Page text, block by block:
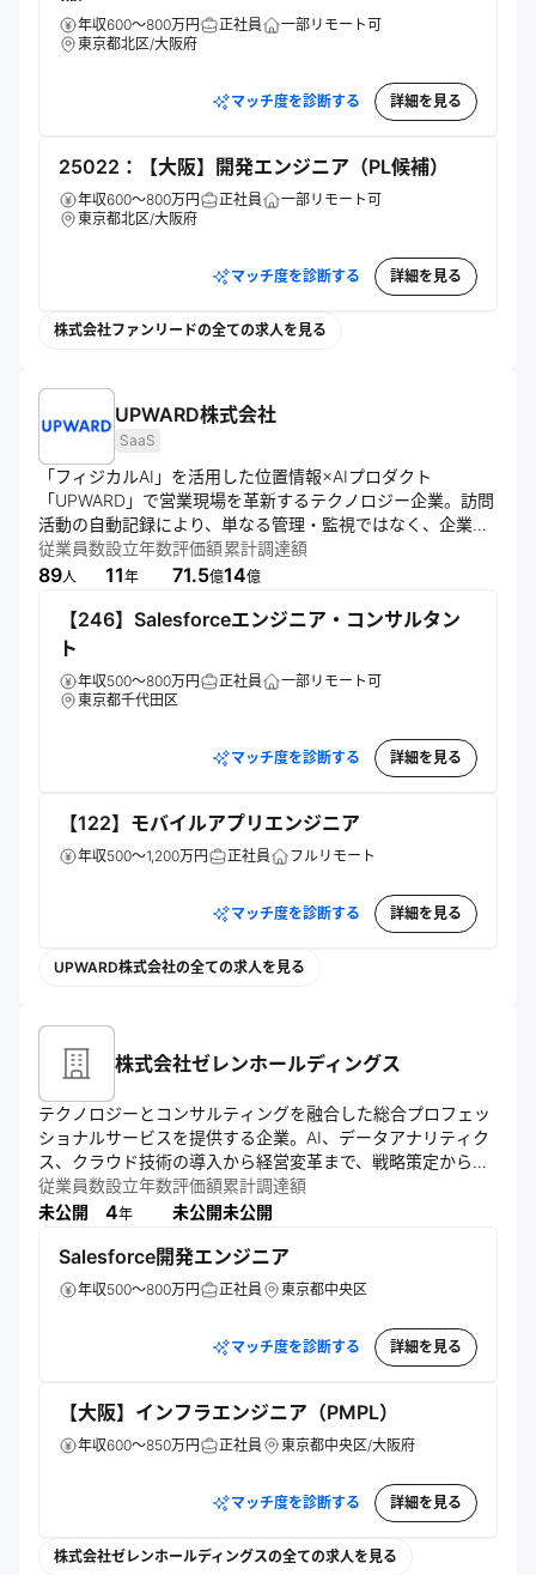
年収600～800万円 正社員
一部リモート可
東京都北区/大阪府
マッチ度を診断する 詳細を見る
25022：【大阪】開発エンジニア（PL候補）
年収600～800万円 正社員
一部リモート可
東京都北区/大阪府
マッチ度を診断する 詳細を見る
株式会社ファンリードの全ての求人を見る
UPWARD株式会社
SaaS
「フィジカルAI」を活用した位置情報×AIプロダクト
「UPWARD」で営業現場を革新するテクノロジー企業。訪問
活動の自動記録により、単なる管理・監視ではなく、企業の
業績UPや事業成長に貢献。契約更新率99%以上、400社以上
に導入され、グローバルな事業拡大を推進している。
従業員数
89人
設立年数
11年
評価額
71.5億
累計調達額
14億
【246】Salesforceエンジニア・コンサルタン
ト
年収500～800万円 正社員
一部リモート可
東京都千代田区
マッチ度を診断する 詳細を見る
【122】モバイルアプリエンジニア
年収500～1,200万円 正社員 フルリモート
マッチ度を診断する 詳細を見る
UPWARD株式会社の全ての求人を見る
株式会社ゼレンホールディングス
テクノロジーとコンサルティングを融合した総合プロフェッ
ショナルサービスを提供する企業。AI、データアナリティク
ス、クラウド技術の導入から経営変革まで、戦略策定から実
行支援までを一貫して手がける。幅広い産業の企業に対し、
従業員数
未公開
設立年数
4年
評価額
未公開
累計調達額
未公開
Salesforce開発エンジニア
年収500～800万円 正社員 東京都中央区
マッチ度を診断する 詳細を見る
【大阪】インフラエンジニア（PMPL）
年収600～850万円 正社員 東京都中央区/大阪府
マッチ度を診断する 詳細を見る
株式会社ゼレンホールディングスの全ての求人を見る